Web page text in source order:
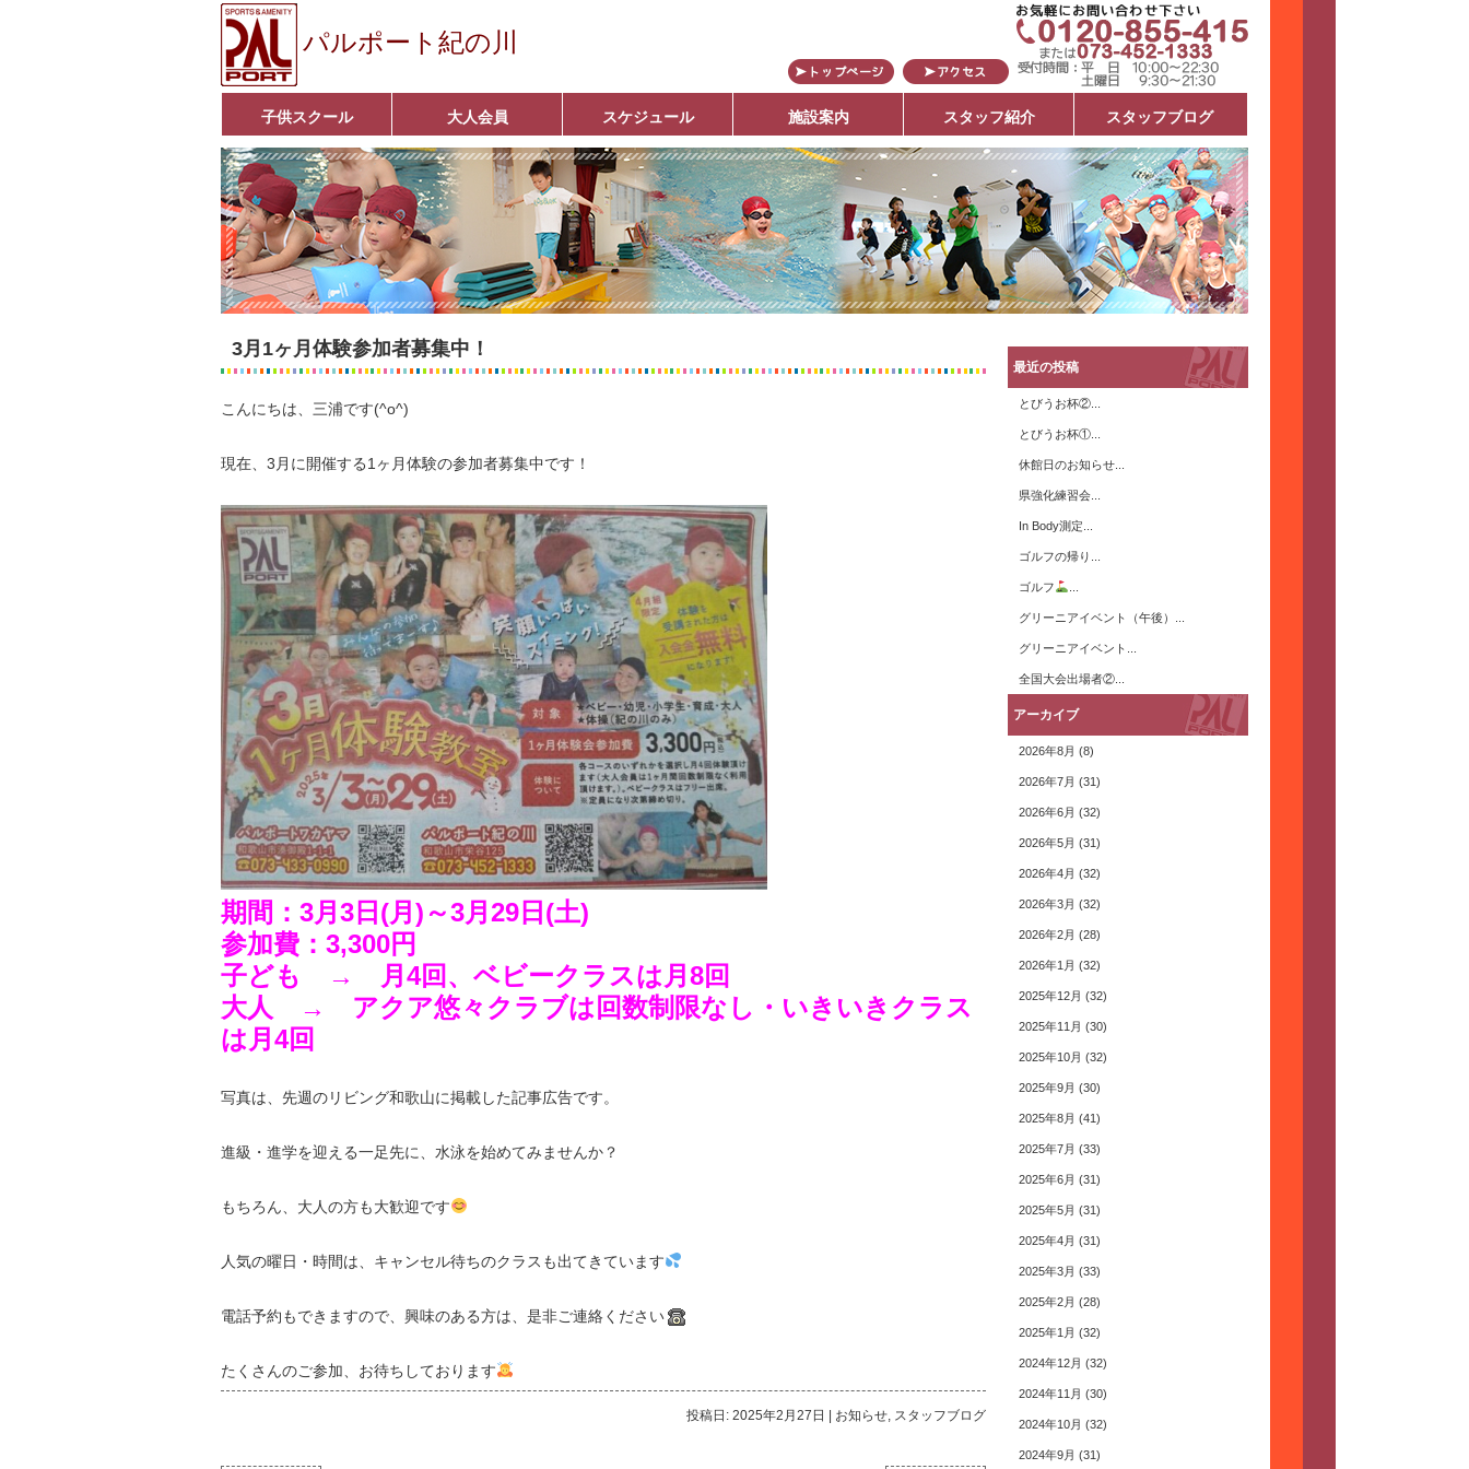
パルポート紀の川
子供スクール
ベビーコース
幼児コース
小学生コース
育成コース
選手コース
キッズパーク(体操教室)
子どもダンス教室
■入会案内■
大人会員
アクア悠々クラブ
いきいきコース
■入会案内■
スケジュール 施設案内 スタッフ紹介 スタッフブログ
3月1ヶ月体験参加者募集中！
こんにちは、三浦です(^o^)
現在、3月に開催する1ヶ月体験の参加者募集中です！
期間：3月3日(月)～3月29日(土)
参加費：3,300円
子ども → 月4回、ベビークラスは月8回
大人 → アクア悠々クラブは回数制限なし・いきいきクラス
は月4回
写真は、先週のリビング和歌山に掲載した記事広告です。
進級・進学を迎える一足先に、水泳を始めてみませんか？
もちろん、大人の方も大歓迎です
人気の曜日・時間は、キャンセル待ちのクラスも出てきています
電話予約もできますので、興味のある方は、是非ご連絡ください
たくさんのご参加、お待ちしております
投稿日: 2025年2月27日 お知らせ, スタッフブログ
最近の投稿
とびうお杯②...
とびうお杯①...
休館日のお知らせ...
県強化練習会...
In Body測定...
ゴルフの帰り...
ゴルフ
グリーニアイベント（午後）...
グリーニアイベント...
全国大会出場者②...
アーカイブ
2026年8月 (8)
2026年7月 (31)
2026年6月 (32)
2026年5月 (31)
2026年4月 (32)
2026年3月 (32)
2026年2月 (28)
2026年1月 (32)
2025年12月 (32)
2025年11月 (30)
2025年10月 (32)
2025年9月 (30)
2025年8月 (41)
2025年7月 (33)
2025年6月 (31)
2025年5月 (31)
2025年4月 (31)
2025年3月 (33)
2025年2月 (28)
2025年1月 (32)
2024年12月 (32)
2024年11月 (30)
2024年10月 (32)
2024年9月 (31)